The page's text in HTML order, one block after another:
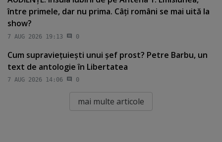
între primele, dar nu prima. Câţi români se mai uită la
show?
7 AUG 2026 19:13 0
Cum supravieţuieşti unui şef prost? Petre Barbu, un
text de antologie în Libertatea
7 AUG 2026 14:06 0
mai multe articole